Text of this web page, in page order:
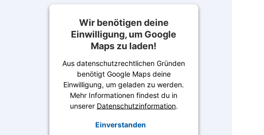
Wir benötigen deine
Einwilligung, um Google
Maps zu laden!
Aus datenschutzrechtlichen Gründen
benötigt Google Maps deine
Einwilligung, um geladen zu werden.
Mehr Informationen findest du in
unserer Datenschutzinformation.
Einverstanden